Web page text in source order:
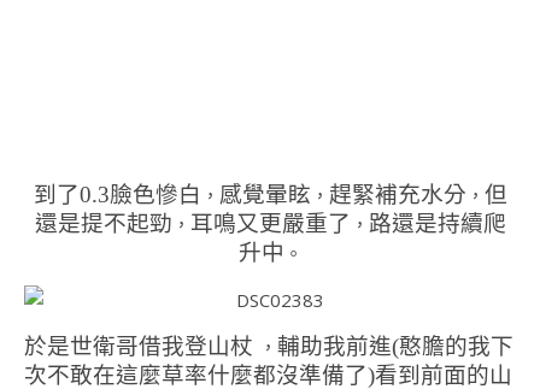
到了0.3臉色慘白 ， 感覺暈眩 ， 趕緊補充水分 ， 但
還是提不起勁 ， 耳鳴又更嚴重了 ， 路還是持續爬
升中 。
於是世衛哥借我登山杖 ， 輔助我前進(憨膽的我下
次不敢在這麼草率什麼都沒準備了)看到前面的山